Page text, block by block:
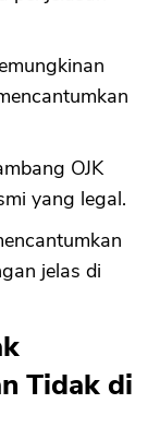
OJK
yang legal.
jelas di
Tidak di